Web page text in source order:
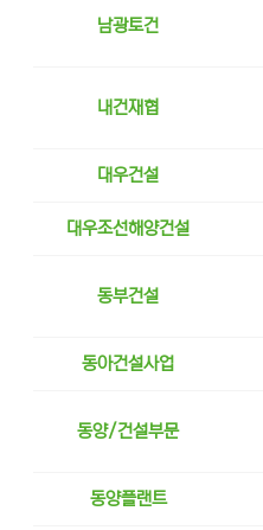
남광토건
내건재협
대우건설
대우조선해양건설
동부건설
동아건설사업
동양/건설부문
동양플랜트